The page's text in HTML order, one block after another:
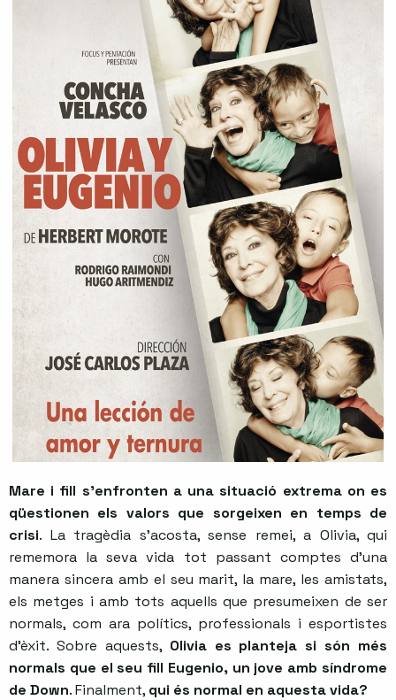
Mare i fill s'enfronten a una situació extrema on es
qüestionen els valors que sorgeixen en temps de
crisi. La tragèdia s’acosta, sense remei, a Olivia, qui
rememora la seva vida tot passant comptes d’una
manera sincera amb el seu marit, la mare, les amistats,
els metges i amb tots aquells que presumeixen de ser
normals, com ara polítics, professionals i esportistes
d’èxit. Sobre aquests, Olivia es planteja si són més
normals que el seu fill Eugenio, un jove amb síndrome
de Down. Finalment, qui és normal en aquesta vida?